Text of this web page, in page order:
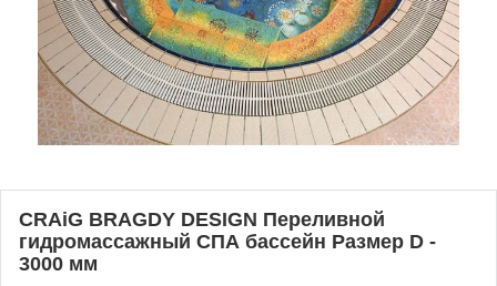
CRAiG BRAGDY DESIGN Переливной
гидромассажный СПА бассейн Размер D -
3000 мм